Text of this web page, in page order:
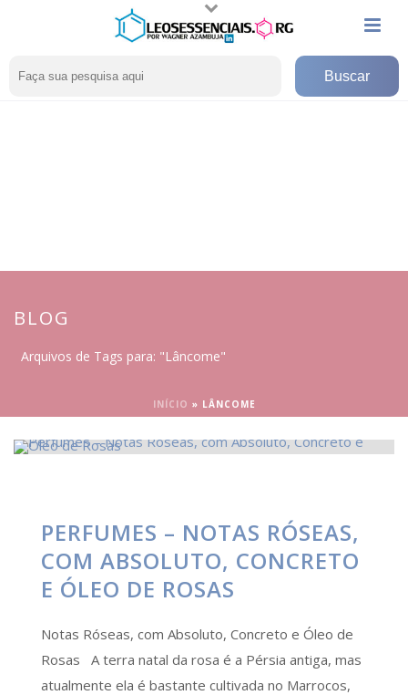
BLOG
Arquivos de Tags para: "Lâncome"
INÍCIO » LÂNCOME
PERFUMES – NOTAS RÓSEAS,
COM ABSOLUTO, CONCRETO
E ÓLEO DE ROSAS
Notas Róseas, com Absoluto, Concreto e Óleo de
Rosas A terra natal da rosa é a Pérsia antiga, mas
atualmente ela é bastante cultivada no Marrocos,